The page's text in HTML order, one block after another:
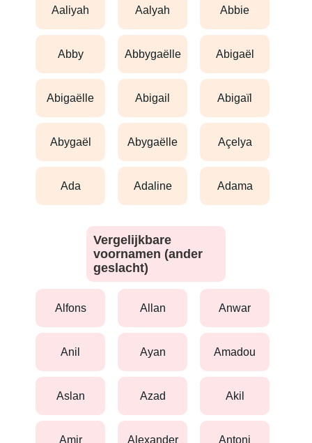
aaliyah aalyah abbie
abby abbygaëlle abigaël
abigaëlle abigail abigaïl
abygaël abygaëlle açelya
ada adaline adama
Vergelijkbare
voornamen (ander
geslacht)
alfons allan anwar
anil ayan amadou
aslan azad akil
amir alexander antoni